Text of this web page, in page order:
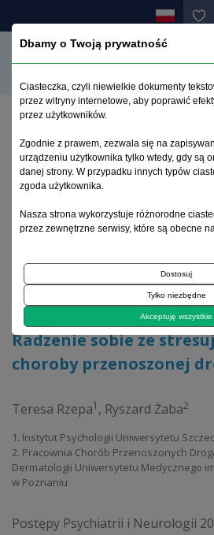
Radzenie sobie ze stresującym
przenoszonej drogą płciową
Archiwum 1992–2014
2009, tom 18, zeszyt 2
Artykuł oryginalny
Radzenie sobie ze
choroby przenoszonej
Teresa Rzepa1 , Ryszard Żaba2
1. Instytut Psychologii Uniwersytetu
2. Pracownia Chorób Przenoszonych
Dermatologii Uniwersytetu Medycznego
w Poznaniu
Postępy Psychiatrii i Neurologii
Dbamy o Twoją prywatność
Ciasteczka, czyli niewielkie dokumenty
przez witryny internetowe, aby poprawić
przez użytkowników.
Zgodnie z prawem, zezwala się na
urządzeniu użytkownika tylko wtedy, gdy są
danej strony. W przypadku innych typów
zgoda użytkownika.
Nasza strona wykorzystuje różnorodne
przez zewnętrzne serwisy, które są obecne
Dostosuj
Tylko niezbędne
Akceptuję wszystkie